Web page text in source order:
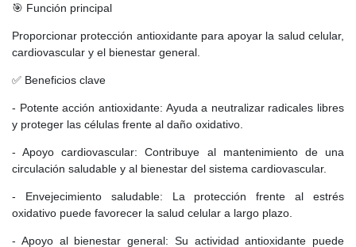
🎯 Función principal
Proporcionar protección antioxidante para apoyar la salud celular,
cardiovascular y el bienestar general.
✅ Beneficios clave
- Potente acción antioxidante: Ayuda a neutralizar radicales libres
y proteger las células frente al daño oxidativo.
- Apoyo cardiovascular: Contribuye al mantenimiento de una
circulación saludable y al bienestar del sistema cardiovascular.
- Envejecimiento saludable: La protección frente al estrés
oxidativo puede favorecer la salud celular a largo plazo.
- Apoyo al bienestar general: Su actividad antioxidante puede